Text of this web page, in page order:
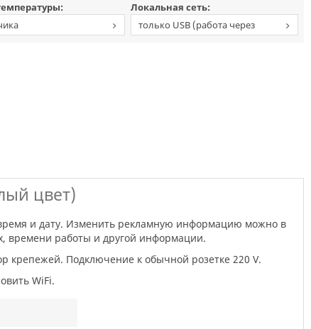
Локальная сеть:
только USB (работа через
цвет)
времени работы и другой информации.
крепежей. Подключение к обычной розетке 220 V.
WiFi.